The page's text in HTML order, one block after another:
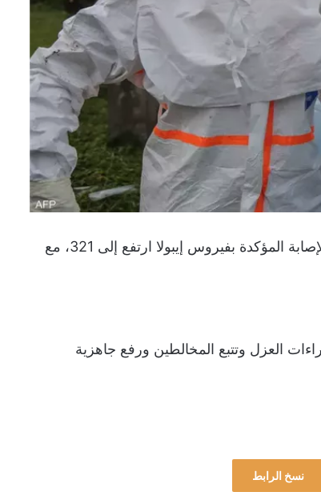
أعلنت جمهورية الكونغو ‌الديمقراطية، أمس الاثنين، ⁠أن ⁠عدد حالات الإصابة ⁠المؤكدة ‌بفيروس إيبولا ارتفع ‌إلى 321، مع
العزل وتتبع المخالطين ورفع جاهزية
نسخ الرابط